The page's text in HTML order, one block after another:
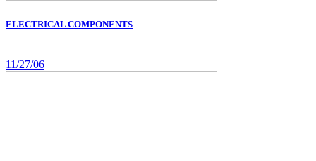
ELECTRICAL COMPONENTS
11/27/06